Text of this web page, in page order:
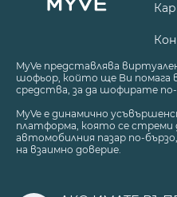
MyVe представлява
шофьор, който ще Ви помага
средства, за да шофирате
MyVe е динамично
платформа, която се стреми
автомобилния пазар по-
на взаимно доверие.